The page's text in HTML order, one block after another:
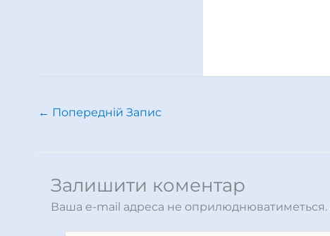
← Попередній Запис
Залишити коментар
Ваша e-mail адреса не оприлюднюватиметься.